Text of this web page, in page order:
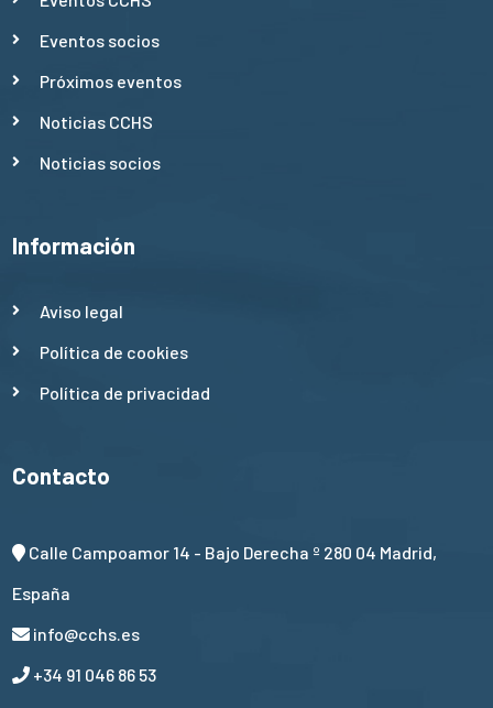
Eventos socios
Próximos eventos
Noticias CCHS
Noticias socios
Información
Aviso legal
Política de cookies
Política de privacidad
Contacto
Calle Campoamor 14 - Bajo Derecha º 280 04 Madrid,
España
info@cchs.es
+34 91 046 86 53